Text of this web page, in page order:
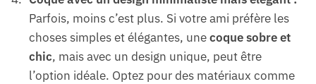
Parfois, moins c’est plus. Si votre ami préfère les
choses simples et élégantes, unecoque sobre et
chic, mais avec un design unique, peut être
l’option idéale. Optez pour des matériaux comme